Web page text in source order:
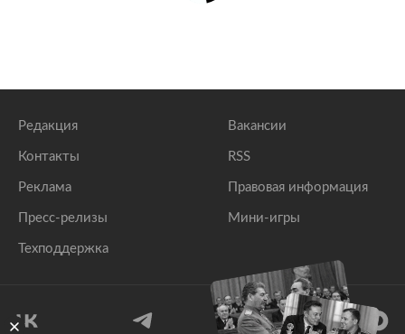
Редакция
Контакты
Реклама
Пресс-релизы
Техподдержка
Вакансии
RSS
Правовая информация
Мини-игры